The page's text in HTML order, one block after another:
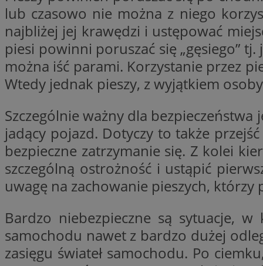
lub czasowo nie można z niego
najbliżej jej krawędzi i ustępować
piesi powinni poruszać się „gęsiego”
można iść parami. Korzystanie przez
Wtedy jednak pieszy, z wyjątkiem
Szczególnie ważny dla
jadący pojazd. Dotyczy to także
bezpieczne zatrzymanie się. Z kolei
szczególną ostrożność i ustąpić
uwagę na zachowanie pieszych,
Bardzo niebezpieczne są sytuacje,
samochodu nawet z bardzo dużej
zasięgu świateł samochodu. Po
li_gc
CookieScriptConsent
_ga_L2744325BY
Nazwa
tt_viewer
DSID
ADKUID
Nazwa
__mguid_